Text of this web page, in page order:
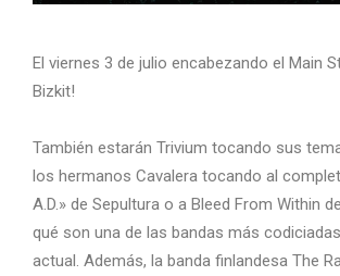
El viernes 3 de julio encabezando el Main
Bizkit!
También estarán Trivium tocando sus
los hermanos Cavalera tocando al
A.D.» de Sepultura o a Bleed From Within
qué son una de las bandas más
actual. Además, la banda finlandesa The